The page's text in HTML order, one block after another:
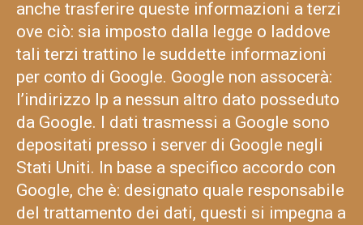
anche trasferire queste informazioni a terzi
ove ciò: sia imposto dalla legge o laddove
tali terzi trattino le suddette informazioni
per conto di Google. Google non assocerà:
l’indirizzo Ip a nessun altro dato posseduto
da Google. I dati trasmessi a Google sono
depositati presso i server di Google negli
Stati Uniti. In base a specifico accordo con
Google, che è: designato quale responsabile
del trattamento dei dati, questi si impegna a